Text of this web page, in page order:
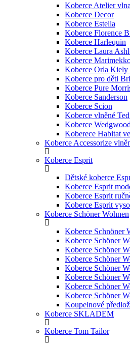
Koberce Atelier vlna
Koberce Decor
Koberce Estella
Koberce Florence
Koberce Harlequin
Koberce Laura
Koberce
Koberce Orla Kiely
Koberce pro děti
Koberce Pure
Koberce Sanderson
Koberce Scion
Koberce vlněné
Koberce Wedgwood
Koberece Habitat
Koberce Accessorize
Koberce Esprit
Dětské koberce
Koberce Esprit
Koberce Esprit
Koberce Esprit
Koberce Schöner Wohnen
Koberce Schnöner
Koberce Schöner
Koberce Schöner
Koberce Schöner
Koberce Schöner
Koberce Schöner
Koberce Schöner
Koberce Schöner
Koupelnové
Koberce SKLADEM
Koberce Tom Tailor